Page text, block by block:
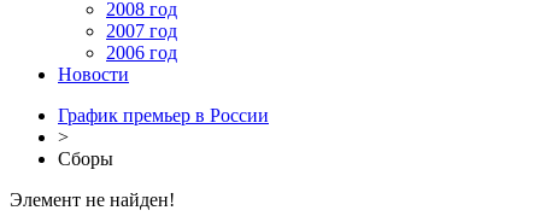
2008 год
2007 год
2006 год
Новости
График премьер в России
>
Сборы
Элемент не найден!